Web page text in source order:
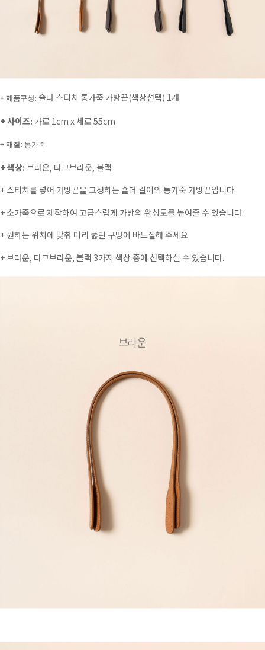
+ 제품구성: 숄더 스티치 통가죽 가방끈(색상선택) 1개
+ 사이즈: 가로 1cm x 세로 55cm
+ 재질: 통가죽
+ 색상: 브라운, 다크브라운, 블랙
+ 스티치를 넣어 가방끈을 고정하는 숄더 길이의 통가죽 가방끈입니다.
+ 소가죽으로 제작하여 고급스럽게 가방의 완성도를 높여줄 수 있습니다.
+ 원하는 위치에 맞춰 미리 뚫린 구멍에 바느질해 주세요.
+ 브라운, 다크브라운, 블랙 3가지 색상 중에 선택하실 수 있습니다.